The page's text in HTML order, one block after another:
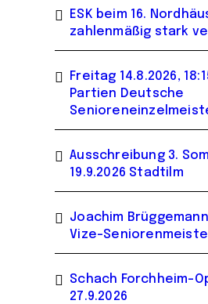
ESK beim 16.
zahlenmäßig stark
Freitag 14.8.2026,
Partien Deutsche
Ausschreibung 3.
19.9.2026 Stadtilm
Joachim
Vize-
Schach Forchheim-
27.9.2026